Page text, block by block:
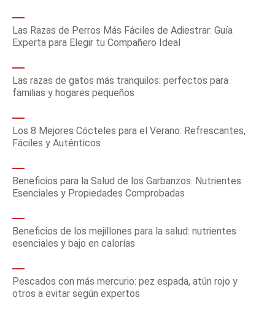
Las Razas de Perros Más Fáciles de Adiestrar: Guía
Experta para Elegir tu Compañero Ideal
Las razas de gatos más tranquilos: perfectos para
familias y hogares pequeños
Los 8 Mejores Cócteles para el Verano: Refrescantes,
Fáciles y Auténticos
Beneficios para la Salud de los Garbanzos: Nutrientes
Esenciales y Propiedades Comprobadas
Beneficios de los mejillones para la salud: nutrientes
esenciales y bajo en calorías
Pescados con más mercurio: pez espada, atún rojo y
otros a evitar según expertos